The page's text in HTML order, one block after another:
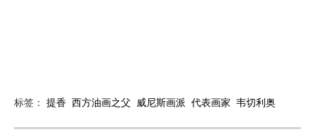
标签： 提香 西方油画之父 威尼斯画派 代表画家 韦切利奥